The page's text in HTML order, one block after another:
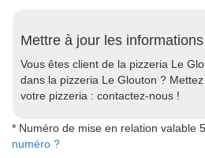
Mettre à jour les
Vous êtes client de la pizzeria Le
dans la pizzeria Le Glouton ?
votre pizzeria : contactez-nous !
* Numéro de mise en relation valable
numéro ?